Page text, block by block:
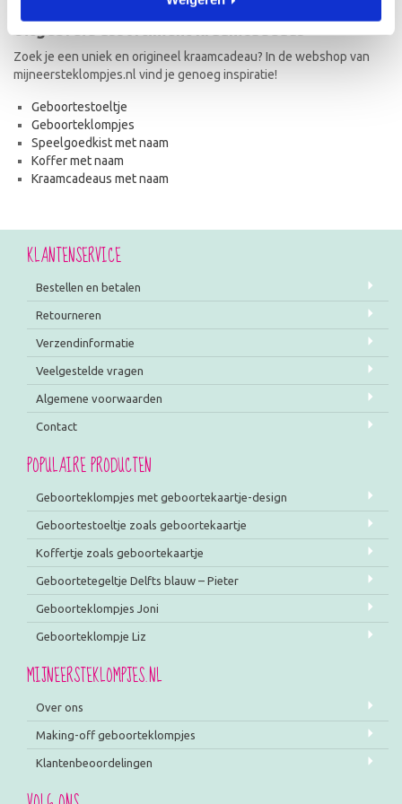
Zoek je een uniek en origineel kraamcadeau? In de webshop van
mijneersteklompjes.nl vind je genoeg inspiratie!
Geboortestoeltje
Geboorteklompjes
Speelgoedkist met naam
Koffer met naam
Kraamcadeaus met naam
KLANTENSERVICE
Bestellen en betalen
Retourneren
Verzendinformatie
Veelgestelde vragen
Algemene voorwaarden
Contact
POPULAIRE PRODUCTEN
Geboorteklompjes met geboortekaartje-design
Geboortestoeltje zoals geboortekaartje
Koffertje zoals geboortekaartje
Geboortetegeltje Delfts blauw – Pieter
Geboorteklompjes Joni
Geboorteklompje Liz
MIJNEERSTEKLOMPJES.NL
Over ons
Making-off geboorteklompjes
Klantenbeoordelingen